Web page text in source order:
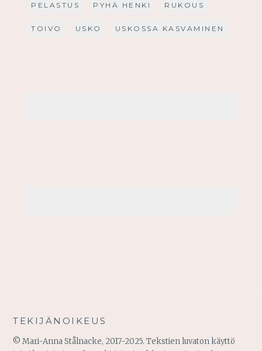
PELASTUS PYHÄ HENKI RUKOUS
TOIVO USKO USKOSSA KASVAMINEN
TEKIJÄNOIKEUS
© Mari-Anna Stålnacke, 2017-2025. Tekstien luvaton käyttö